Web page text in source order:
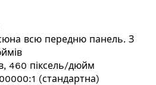
всю передню панель. З
460 піксель/дюйм
(стандартна)